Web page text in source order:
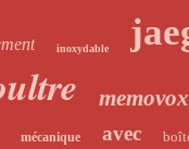
inoxydable
memovox
mécanique avec